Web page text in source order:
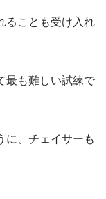
ることも受け入れ
最も難しい試練で
に、チェイサーも